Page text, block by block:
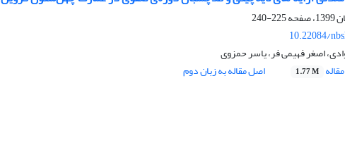
225-240
10.22084/
اصغر فهیمی فر، یاسر حمزوی
1.77 M اصل مقاله به زبان دوم